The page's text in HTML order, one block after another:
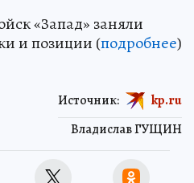
«Запад» заняли
и позиции (подробнее)
Владислав ГУЩИН
Источник: kp.ru